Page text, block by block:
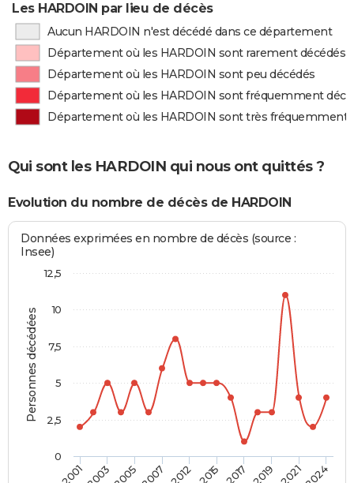
Les HARDOIN par lieu de décès
Aucun HARDOIN n'est décédé dans ce département
Département où les HARDOIN sont rarement décédés
Département où les HARDOIN sont peu décédés
Département où les HARDOIN sont fréquemment
Département où les HARDOIN sont très fréquemment
Qui sont les HARDOIN qui nous ont quittés ?
Evolution du nombre de décès de HARDOIN
Personnes décédées
Données exprimées en nombre de décès (source :
Insee)
2001200320052007 2012 2015 2017 2019 20212024
0
2,5
5
7,5
10
12,5